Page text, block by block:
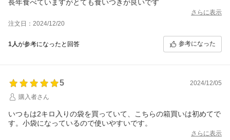
長年食べていますがとても食いつきが良いです
さらに表示
注文日：2024/12/20
1人が参考になったと回答 参考になった
5
2024/12/05
購入者さん
いつもは2キロ入りの袋を買っていて、こちらの箱買いは初めてで
す。小袋になっているので使いやすいです。
さらに表示